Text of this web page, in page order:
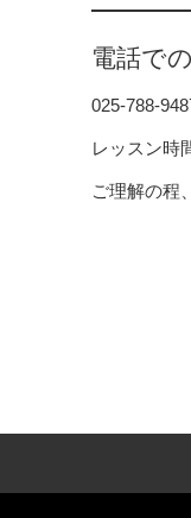
電話で
025-788-
レッスン時
ご理解の程